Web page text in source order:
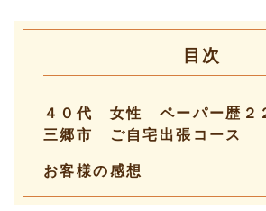
目次
４０代 女性 ペーパー歴２
三郷市 ご自宅出張コース
お客様の感想